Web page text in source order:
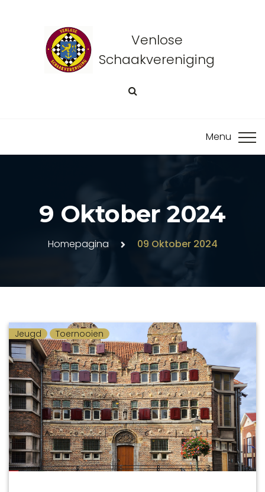
Venlose
Schaakvereniging
9 Oktober 2024
Homepagina 09 Oktober 2024
Jeugd Toernooien